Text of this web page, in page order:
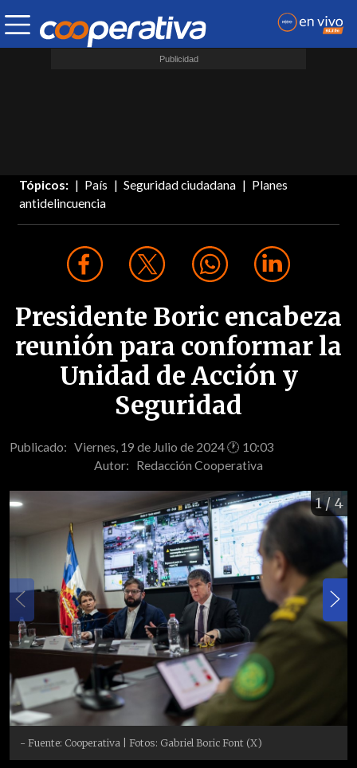
Tópicos: País Seguridad ciudadana
Planes
antidelincuencia
Presidente Boric encabeza
reunión para conformar la
Unidad de Acción y
Seguridad
Publicado: Viernes, 19 de Julio de 2024 🕐 10:03
Autor: Redacción Cooperativa
1/ 4
- Fuente: Cooperativa | Fotos: Gabriel Boric Font (X)